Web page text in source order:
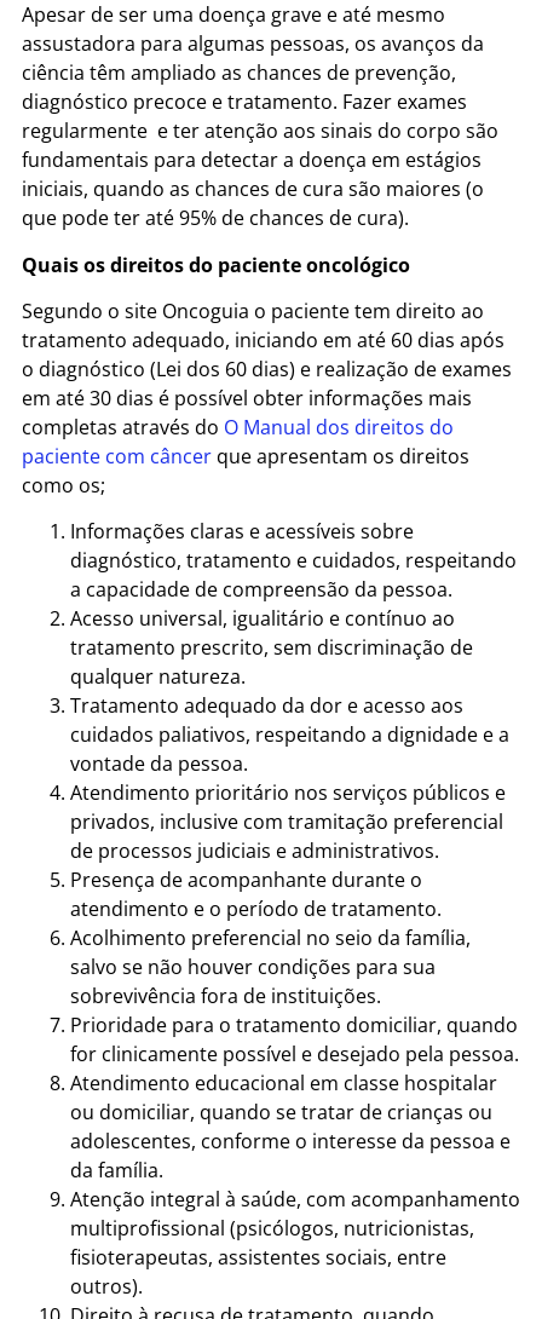
Apesar de ser uma doença grave e até mesmo
assustadora para algumas pessoas, os avanços da
ciência têm ampliado as chances de prevenção,
diagnóstico precoce e tratamento. Fazer exames
regularmente e ter atenção aos sinais do corpo são
fundamentais para detectar a doença em estágios
iniciais, quando as chances de cura são maiores (o
que pode ter até 95% de chances de cura).
Quais os direitos do paciente oncológico
Segundo o site Oncoguia o paciente tem direito ao
tratamento adequado, iniciando em até 60 dias após
o diagnóstico (Lei dos 60 dias) e realização de exames
em até 30 dias é possível obter informações mais
completas através do O Manual dos direitos do
paciente com câncer que apresentam os direitos
como os;
Informações claras e acessíveis sobre
diagnóstico, tratamento e cuidados, respeitando
a capacidade de compreensão da pessoa.
Acesso universal, igualitário e contínuo ao
tratamento prescrito, sem discriminação de
qualquer natureza.
Tratamento adequado da dor e acesso aos
cuidados paliativos, respeitando a dignidade e a
vontade da pessoa.
Atendimento prioritário nos serviços públicos e
privados, inclusive com tramitação preferencial
de processos judiciais e administrativos.
Presença de acompanhante durante o
atendimento e o período de tratamento.
Acolhimento preferencial no seio da família,
salvo se não houver condições para sua
sobrevivência fora de instituições.
Prioridade para o tratamento domiciliar, quando
for clinicamente possível e desejado pela pessoa.
Atendimento educacional em classe hospitalar
ou domiciliar, quando se tratar de crianças ou
adolescentes, conforme o interesse da pessoa e
da família.
Atenção integral à saúde, com acompanhamento
multiprofissional (psicólogos, nutricionistas,
fisioterapeutas, assistentes sociais, entre
outros).